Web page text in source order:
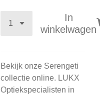
In
winkelwagen
Bekijk onze Serengeti
collectie online. LUKX
Optiekspecialisten in